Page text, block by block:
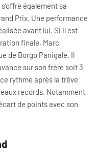
s’offre également sa
Prix. Une performance
avant lui. Si il est
finale, Marc
de Borgo Panigale. Il
sur son frère soit 3
rythme après la trêve
records. Notamment
de points avec son